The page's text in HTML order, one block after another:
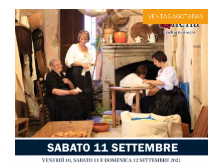
VENTAS AGOTADAS